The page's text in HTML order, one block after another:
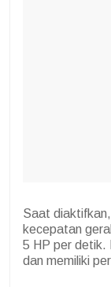
Saat
kecepatan
5 HP per detik.
dan memiliki